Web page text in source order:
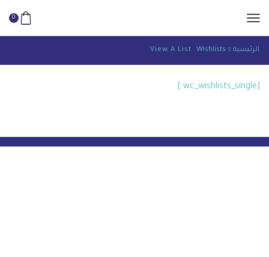
0
الرئيسية Wishlists
View A List
[wc_wishlists_single ]